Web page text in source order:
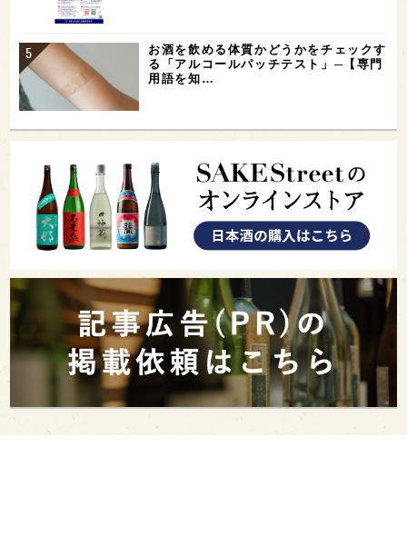
お酒を飲める体質かどうかをチェックす
る「アルコールパッチテスト」─【専門
用語を知…